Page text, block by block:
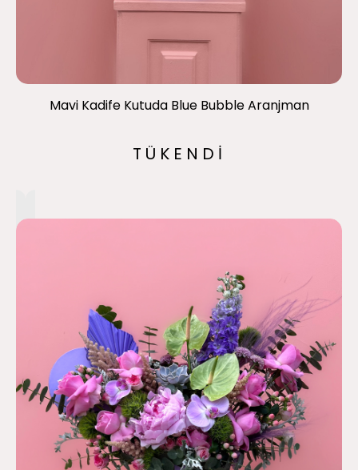
Mavi Kadife Kutuda Blue Bubble Aranjman
TÜKENDİ